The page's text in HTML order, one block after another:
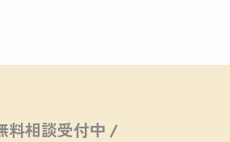
料相談受付中 /